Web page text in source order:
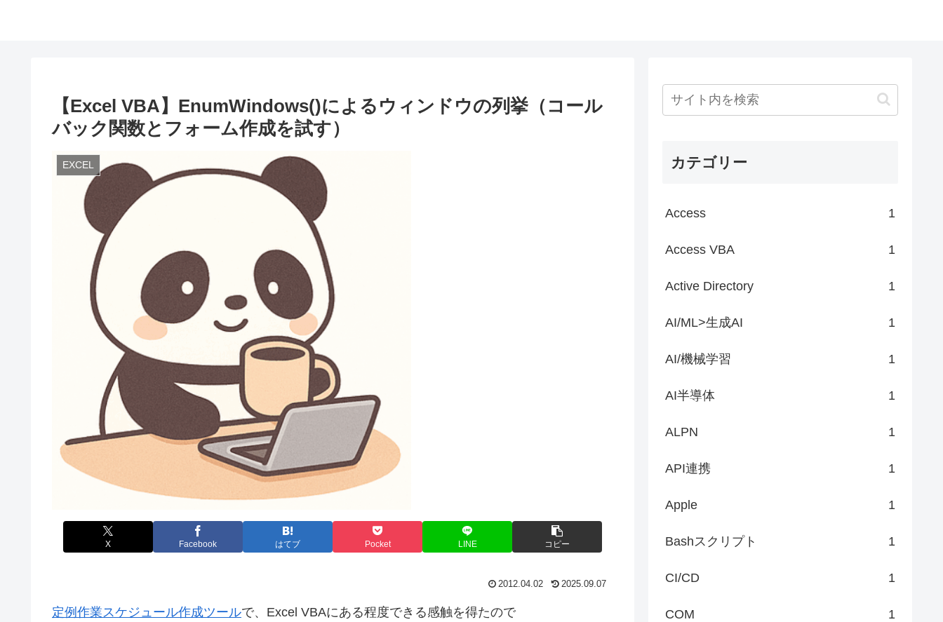
【Excel VBA】EnumWindows()によるウィンドウの列挙（コール
バック関数とフォーム作成を試す）
EXCEL
X Facebook はてブ Pocket LINE コピー
2012.04.02 2025.09.07
定例作業スケジュール作成ツールで、Excel VBAにある程度できる感触を得たので
カテゴリー
Access 1
Access VBA 1
Active Directory 1
AI/ML>生成AI 1
AI/機械学習 1
AI半導体 1
ALPN 1
API連携 1
Apple 1
Bashスクリプト 1
CI/CD 1
COM 1